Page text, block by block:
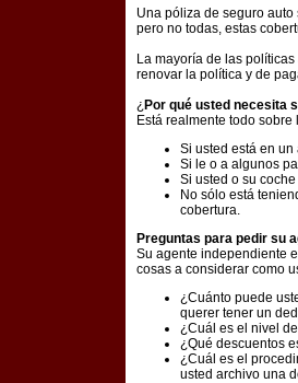
Una póliza de seguro
pero no todas, estas
La mayoría de las
renovar la política y de
¿Por qué usted necesita
Está realmente todo
Si usted está en
Si le o a algunos
Si usted o su
No sólo está
cobertura.
Preguntas para pedir su
Su agente independiente
cosas a considerar como
¿Cuánto puede
querer tener un
¿Cuál es el nivel
¿Qué descuentos
¿Cuál es el
usted archivo una